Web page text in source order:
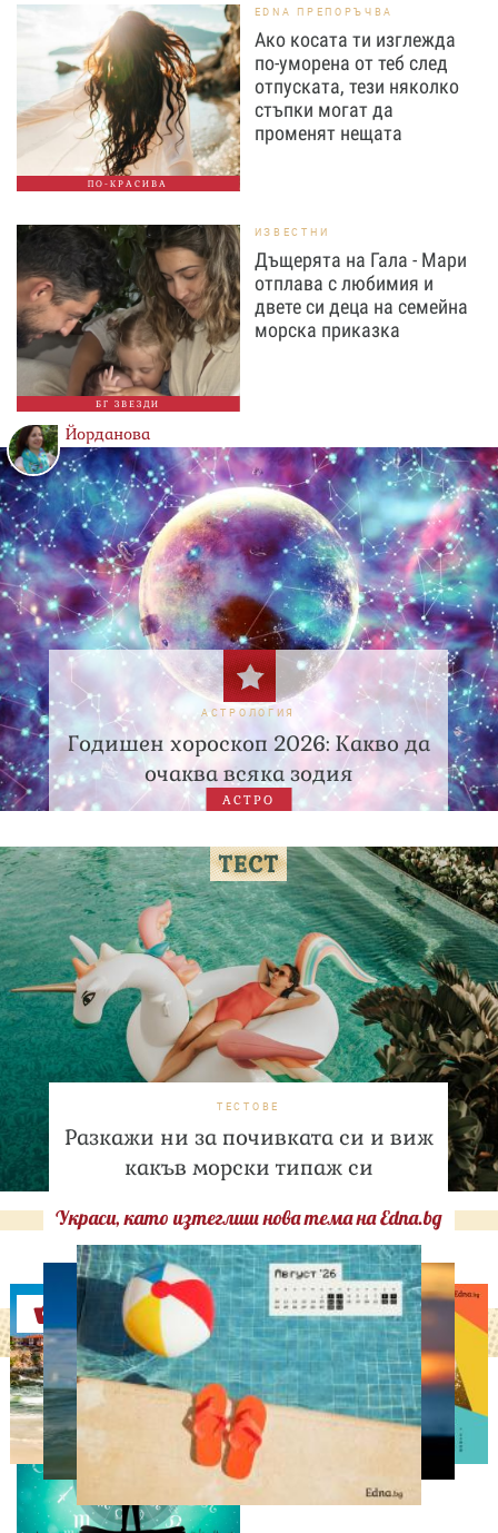
ПО-КРАСИВА
EDNA ПРЕПОРЪЧВА
Ако косата ти изглежда
по-уморена от теб след
отпуската, тези няколко
стъпки могат да
променят нещата
БГ ЗВЕЗДИ
ИЗВЕСТНИ
Дъщерята на Гала - Мари
отплава с любимия и
двете си деца на семейна
морска приказка
Йорданова
АСТРОЛОГИЯ
Годишен хороскоп 2026: Какво да
очаква всяка зодия
АСТРО
ТЕСТОВЕ
Разкажи ни за почивката си и виж
какъв морски типаж си
Украси, като изтеглиш нова тема на Edna.bg
Оферти
АСТРОЛОГИЯ
Дневен хороскоп за 5
август, сряда